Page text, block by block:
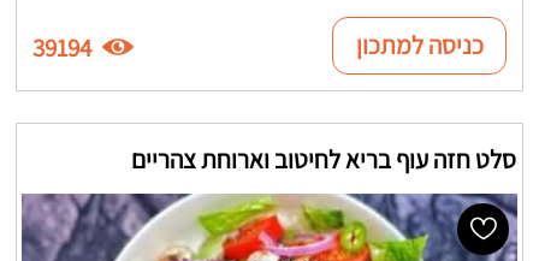
כניסה למתכון 39194
סלט חזה עוף בריא לחיטוב וארוחת צהריים